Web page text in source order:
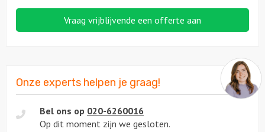
Vraag vrijblijvende een offerte aan
Onze experts helpen je graag!
Bel ons op 020-6260016
Op dit moment zijn we gesloten.